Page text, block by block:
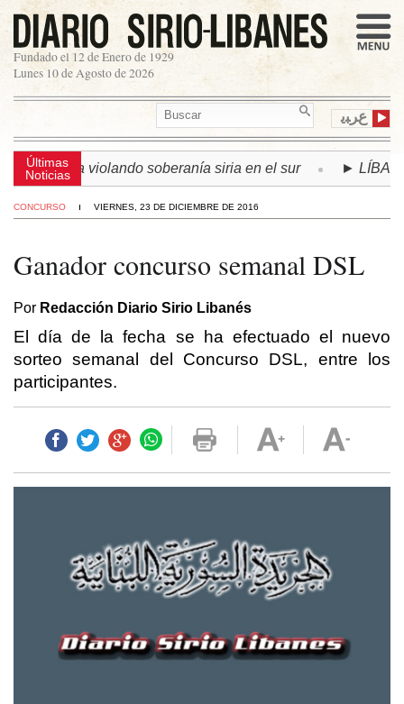
Fundado el 12 de Enero de 1929
Lunes 10 de Agosto de 2026
ﻉﺮﺒﻳ
Últimas
Noticias
continúa violando soberanía siria en el sur ►
CONCURSO VIERNES, 23 DE DICIEMBRE DE 2016
Ganador concurso semanal DSL
Por Redacción Diario Sirio Libanés
El día de la fecha se ha efectuado el nuevo
sorteo semanal del Concurso DSL, entre los
participantes.